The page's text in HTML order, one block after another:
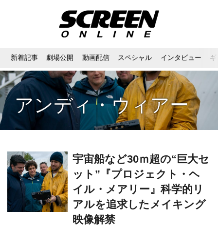
新着記事 劇場公開 動画配信 スペシャル インタビュー
アンディ・ウィアー
宇宙船など30ｍ超の“巨大セ
ット”『プロジェクト・ヘ
イル・メアリー』科学的リ
アルを追求したメイキング
映像解禁